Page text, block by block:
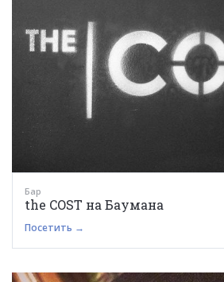
Бар
the COST на Баумана
Посетить →